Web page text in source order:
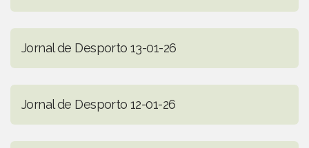
Jornal de Desporto 13-01-26
Jornal de Desporto 12-01-26